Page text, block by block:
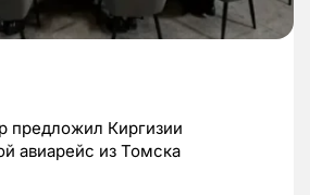
предложил Киргизии
авиарейс из Томска